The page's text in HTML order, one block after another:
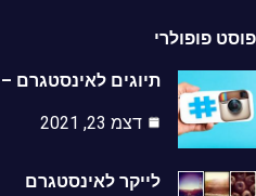
פופולרי
תיוגים לאינסטגרם –
דצמ 23, 2021
לייקר לאינסטגרם